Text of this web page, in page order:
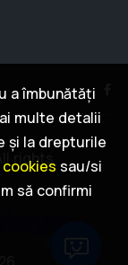
rights
a îmbunătăți
multe detalii
și la drepturile
sau/si
să confirmi